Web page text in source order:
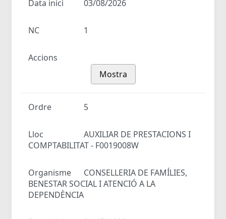
Data inici 03/08/2026
NC 1
Accions
Mostra
Ordre 5
Lloc
AUXILIAR DE PRESTACIONS I
COMPTABILITAT - F0019008W
Organisme
CONSELLERIA DE FAMÍLIES,
BENESTAR SOCIAL I ATENCIÓ A LA
DEPENDÈNCIA